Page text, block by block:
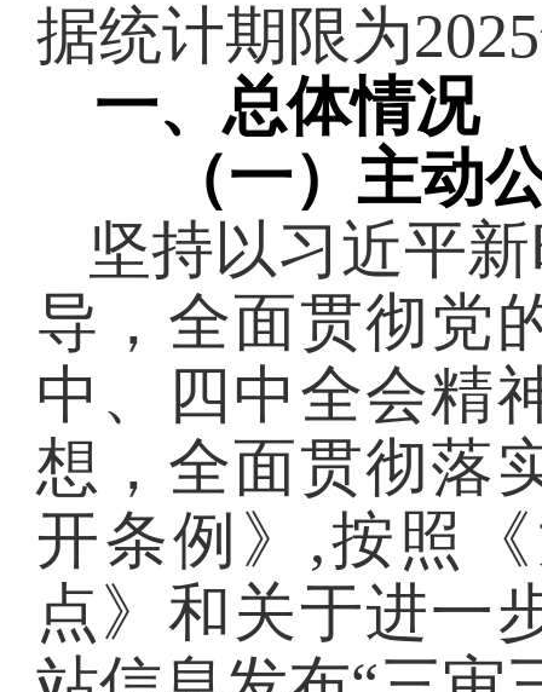
据统计期限为2025
一、 总体情况
（一）主动公
坚持以习近平
导，全面贯彻党
中、四中全会精
想，全面贯彻落
开条例》 ,按照
点》和关于进一